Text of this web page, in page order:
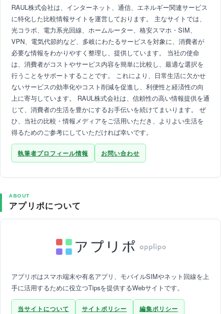
RAUL株式会社は、インターネット、通信、エネルギー関連サービス
に特化した比較情報サイトを運営しております。 主なサイトでは、
光コラボ、電力系光回線、ホームルーター、格安スマホ・SIM、
VPN、電気代節約など、多岐にわたるサービスを対象に、消費者が
必要な情報をわかりやすく整理し、提供しています。 当社の使命
は、消費者がコストやサービス内容を簡単に比較し、最適な選択を
行うことをサポートすることです。 これにより、日常生活に欠かせ
ないサービスの効率化やコスト削減を促進し、利便性と経済性の向
上に寄与しています。 RAUL株式会社は、信頼性の高い情報提供を通
じて、消費者の生活を豊かにするお手伝いを続けてまいります。 ぜ
ひ、当社の比較・情報メディアをご活用いただき、よりよい生活を
得るためのご参考にしていただければ幸いです。
執筆者プロフィール情報 お問い合わせ
ABOUT
アプリポについて
アプリポはスマホ端末や有名アプリ、モバイルSIMやネット回線を上
手に活用するために役立つTipsを提供するWebサイトです。
当サイトについて サイトポリシー 編集ポリシー